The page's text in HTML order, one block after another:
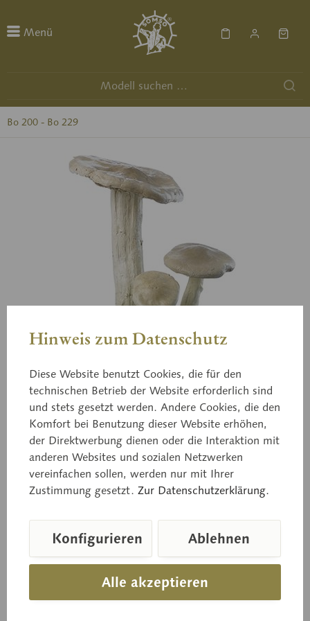
Menü
Bo 200 - Bo 229
Bo 209
Riesenrötling
Preis auf Anfrage
Lieferzeit auf Anfrage
Hinweis zum Datenschutz
Diese Website benutzt Cookies, die für den
technischen Betrieb der Website erforderlich sind
und stets gesetzt werden. Andere Cookies, die den
Komfort bei Benutzung dieser Website erhöhen,
der Direktwerbung dienen oder die Interaktion mit
anderen Websites und sozialen Netzwerken
vereinfachen sollen, werden nur mit Ihrer
Zustimmung gesetzt. Zur Datenschutzerklärung.
Alle akzeptieren
Konfigurieren Ablehnen